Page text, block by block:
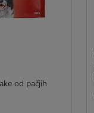
od pačjih